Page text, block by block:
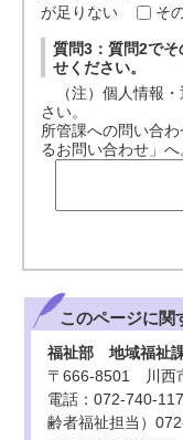
が足りない
そ
質問3：質問2で
せください。
（注）個人情報・
さい。
所管課への問い合
るお問い合わせ」へ
このページに関
福祉部 地域福祉
〒666-8501 川西
電話：072-740-
齢者福祉担当）